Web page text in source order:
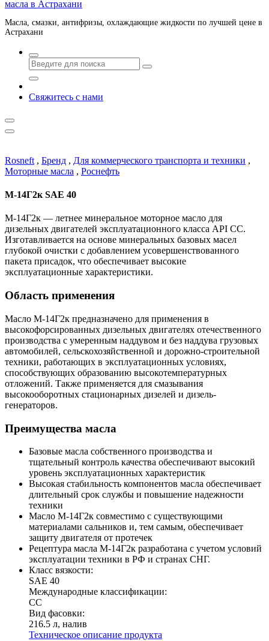
Масла, смазки, антифризы, охлаждающие жидкости по лучшей цене в
Астрахани
Свяжитесь с нами
Rosneft , Бренд , Для коммерческого транспорта и техники ,
Моторные масла , Роснефть
М-14Г2к SAE 40
М-14Г2к — летнее минеральное моторное масло для
дизельных двигателей эксплуатационного класса API CC.
Изготавливается на основе минеральных базовых масел
глубокой очистки с добавлением усовершенствованного
пакета присадок, что обеспечивает высокие
эксплуатационные характеристики.
Область применения
Масло М-14Г2к предназначено для применения в
высокофорсированных дизельных двигателях отечественного
производства с умеренным наддувом и без наддува грузовых
автомобилей, сельскохозяйственной и дорожно-строительной
техники, работающих в эксплуатационных условиях,
способствующих образованию высокотемпературных
отложений. Также применяется для смазывания
высокооборотных стационарных дизелей и дизель-
генераторов.
Преимущества масла
Базовые масла собственного производства и
тщательный контроль качества обеспечивают высокий
уровень эксплуатационных характеристик
Высокая стабильность компонентов масла обеспечивает
длительный срок службы и повышение надежности
техники
Масло М-14Г2к совместимо с существующими
материалами сальников и, тем самым, обеспечивает
защиту двигателя от протечек
Рецептура масла М-14Г2к разработана с учетом условий
эксплуатации техники в РФ и странах СНГ.
Класс вязкости:
SAE 40
Международные классификации:
СС
Вид фасовки:
216.5 л, налив
Техническое описание продукта